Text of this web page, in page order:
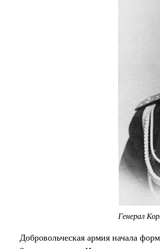
Генерал
Добровольческая армия начала